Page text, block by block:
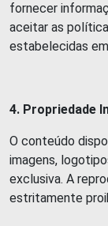
fornecer
aceitar as
estabelecidas
4. Propriedade
O conteúdo
imagens,
exclusiva. A
estritamente